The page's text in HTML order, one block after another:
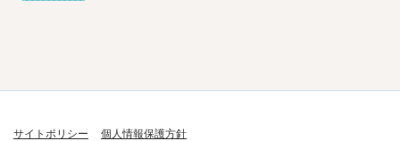
サイトポリシー 個人情報保護方針